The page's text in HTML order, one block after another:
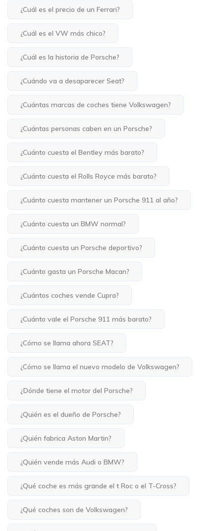
¿Cuál es el precio de un Ferrari?
¿Cuál es el VW más chico?
¿Cuál es la historia de Porsche?
¿Cuándo va a desaparecer Seat?
¿Cuántas marcas de coches tiene Volkswagen?
¿Cuántas personas caben en un Porsche?
¿Cuánto cuesta el Bentley más barato?
¿Cuánto cuesta el Rolls Royce más barato?
¿Cuánto cuesta mantener un Porsche 911 al año?
¿Cuánto cuesta un BMW normal?
¿Cuánto cuesta un Porsche deportivo?
¿Cuánto gasta un Porsche Macan?
¿Cuántos coches vende Cupra?
¿Cuánto vale el Porsche 911 más barato?
¿Cómo se llama ahora SEAT?
¿Cómo se llama el nuevo modelo de Volkswagen?
¿Dónde tiene el motor del Porsche?
¿Quién es el dueño de Porsche?
¿Quién fabrica Aston Martin?
¿Quién vende más Audi o BMW?
¿Qué coche es más grande el t Roc o el T-Cross?
¿Qué coches son de Volkswagen?